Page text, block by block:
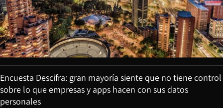
Encuesta Descifra: gran mayoría siente que no tiene control
sobre lo que empresas y apps hacen con sus datos
personales